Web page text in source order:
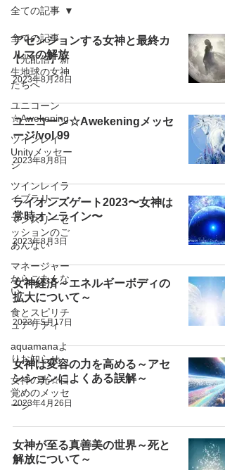
全ての記事
【光配信】新
生地球の女神
たちへ
ユニコーン
☆Awekening
ツインレイ
Unityメッセー
ジ
ツインレイラ
イブラリー
マンスリーセ
ッションのご
あんない
マネージャー
からごあんな
い
食とスピリチ
ュアリティ
aquamanaよ
りお知らせ
女神の光☆目
覚めのメッセ
ージ
全ての記事
アセンションする女神と最終カ
ルマの解放
2023年8月28日
ユニコーン☆Awekeningメッセ
ージ/vol 99
2023年8月8日
ライオンズゲート2023〜女神は
常時オンライン〜
2023年8月3日
女神経済～エネルギーボディの
拡大について～
2023年5月17日
女神は変容の力を高める～アセ
ンションによくある誤解～
2023年4月26日
女神が至る真善美の世界～死と
解放について～